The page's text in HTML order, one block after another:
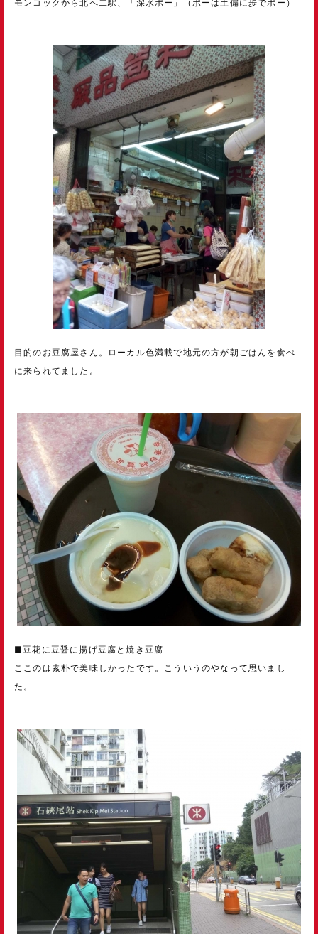
モンコックから北へ二駅、「深水ポー」（ポーは土偏に歩でポー）
目的のお豆腐屋さん。ローカル色満載で地元の方が朝ごはんを食べ
に来られてました。
■豆花に豆醤に揚げ豆腐と焼き豆腐
ここのは素朴で美味しかったです。こういうのやなって思いまし
た。